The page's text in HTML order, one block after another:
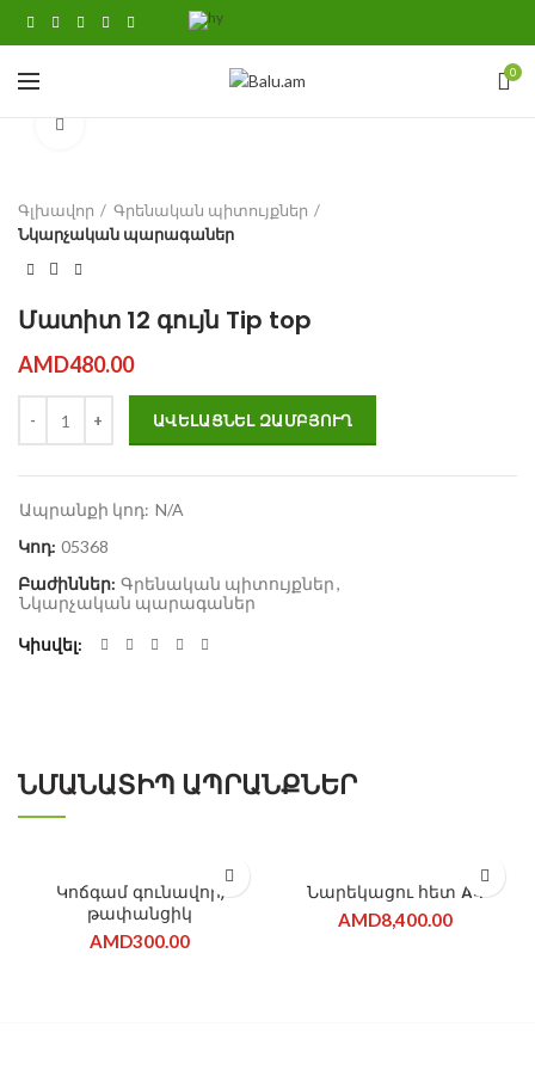
0
Գլխավոր
Գրենական պիտույքներ
Նկարչական պարագաներ
Մատիտ 12 գույն Tip top
AMD480.00
ԱՎԵԼԱՑՆԵԼ ԶԱՄԲՅՈՒՂ
Ապրանքի կոդ: N/A
Կոդ: 05368
Բաժիններ: Գրենական պիտույքներ,
Նկարչական պարագաներ
Կիսվել
ՆՄԱՆԱՏԻՊ ԱՊՐԱՆՔՆԵՐ
Կոճգամ գունավոր,
թափանցիկ
AMD300.00
Նարեկացու հետ A4
AMD8,400.00